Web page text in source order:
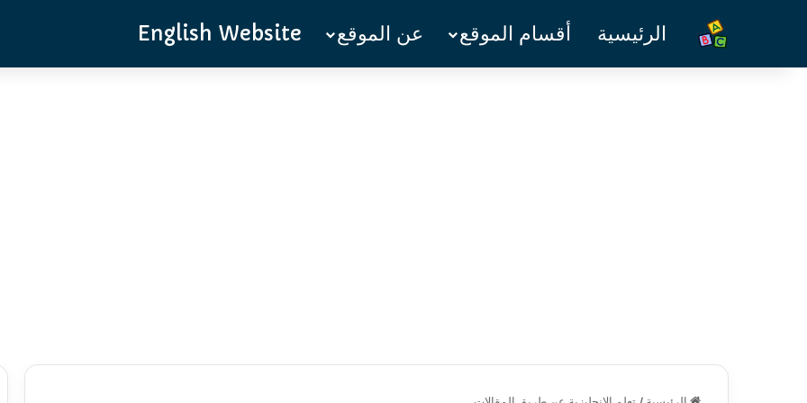
الرئيسية أقسام الموقع عن الموقع English Website